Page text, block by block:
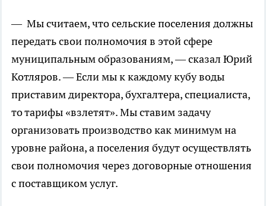
— Мы считаем, что сельские поселения должны
передать свои полномочия в этой сфере
муниципальным образованиям, — сказал Юрий
Котляров. — Если мы к каждому кубу воды
приставим директора, бухгалтера, специалиста,
то тарифы «взлетят». Мы ставим задачу
организовать производство как минимум на
уровне района, а поселения будут осуществлять
свои полномочия через договорные отношения
с поставщиком услуг.